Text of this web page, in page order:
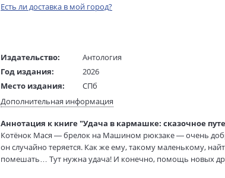
Есть ли доставка в мой город?
Издательство:
Антология
Год издания:
2026
Место издания:
СПб
Возраст:
7 - 11
Редактор/
составитель:
Прилуцкая М. О.
Тип обложки:
Твердый переплет
Иллюстраторы:
Лапшина Диана
Дополнительная информация
Аннотация к книге "Удача в кармашке: сказочное
Котёнок Мася — брелок на Машином рюкзаке — очень
он случайно теряется. Как же ему, такому маленькому,
помешать… Тут нужна удача! И конечно, помощь новых